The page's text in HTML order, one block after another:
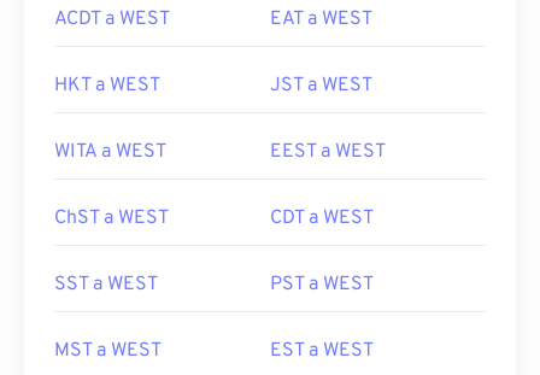
ACDT a WEST EAT a WEST
HKT a WEST JST a WEST
WITA a WEST EEST a WEST
ChST a WEST CDT a WEST
SST a WEST PST a WEST
MST a WEST EST a WEST